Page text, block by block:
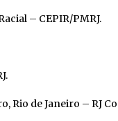
– CEPIR/PMRJ.
Rio de Janeiro – RJ